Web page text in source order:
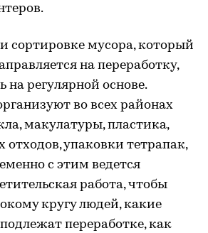
сортировке мусора, который
на переработку,
на регулярной основе.
во всех районах
макулатуры, пластика,
отходов, упаковки тетрапак,
с этим ведется
работа, чтобы
кругу людей, какие
переработке, как